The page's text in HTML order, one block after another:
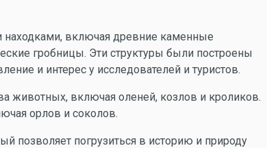
находками, включая древние каменные
гробницы. Эти структуры были построены
и интерес у исследователей и туристов.
животных, включая оленей, козлов и кроликов.
орлов и соколов.
позволяет погрузиться в историю и природу